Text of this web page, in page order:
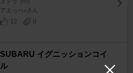
[RN]
アエっぺ♪さん
12
0
SUBARU イグニッションコイ
ル